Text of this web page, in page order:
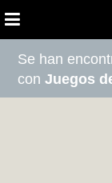
Se han
conJuegos